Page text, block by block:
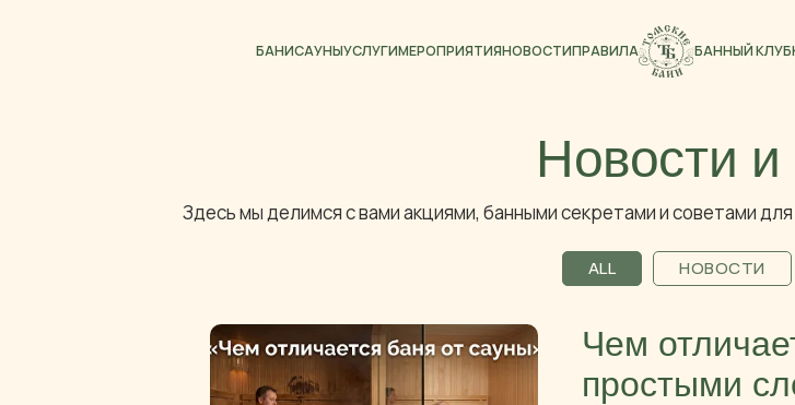
БАНИСАУНЫУСЛУГИМЕРОПРИЯТИЯНОВОСТИПРАВИЛА БАННЫЙ КЛУБ
Новости и
Здесь мы делимся с вами акциями, банными секретами и советами
ALL НОВОСТИ
Чем
простыми